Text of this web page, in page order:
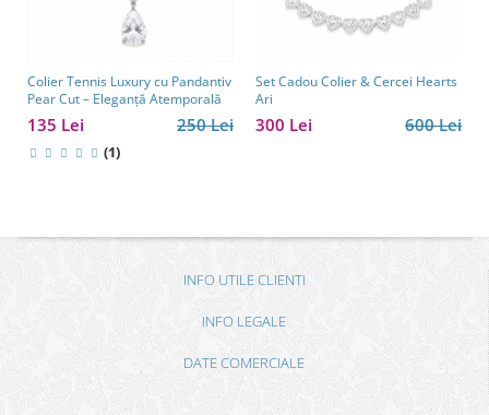
Colier Tennis Luxury cu Pandantiv
Pear Cut – Eleganță Atemporală
250 Lei
135 Lei
(1)
Set Cadou Colier & Cercei Hearts
Ari
600 Lei
300 Lei
INFO UTILE CLIENTI
INFO LEGALE
DATE COMERCIALE